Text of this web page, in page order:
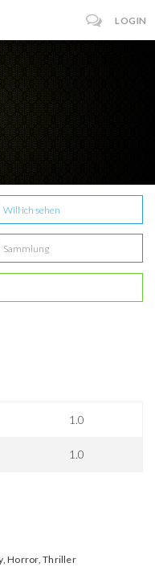
LOGIN
Will ich sehen
Sammlung
1.0
1.0
Horror, Thriller